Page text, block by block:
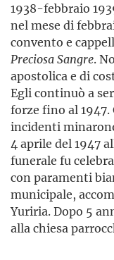
1938-febbraio
nel mese di
convento e
PreciosaSangre.
apostolica e di
Egli continuò a
forze fino al
incidenti
4 aprile del 1947
funerale fu
con paramenti
municipale,
Yuriria. Dopo 5
alla chiesa